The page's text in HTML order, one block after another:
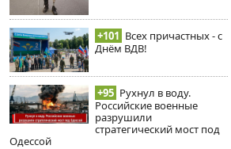
+101 Всех причастных - с
Днём ВДВ!
+95 Рухнул в воду.
Российские военные
разрушили
стратегический мост под
Одессой